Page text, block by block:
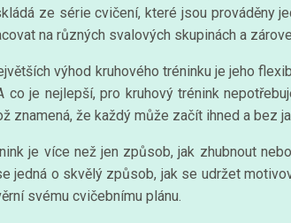
ze série cvičení, které jsou prováděny
na různých svalových skupinách a
výhod kruhového tréninku je jeho
co je nejlepší, pro kruhový trénink
znamená, že každý může začít ihned a bez
je více než jen způsob, jak zhubnout
jedná o skvělý způsob, jak se udržet
svému cvičebnímu plánu.